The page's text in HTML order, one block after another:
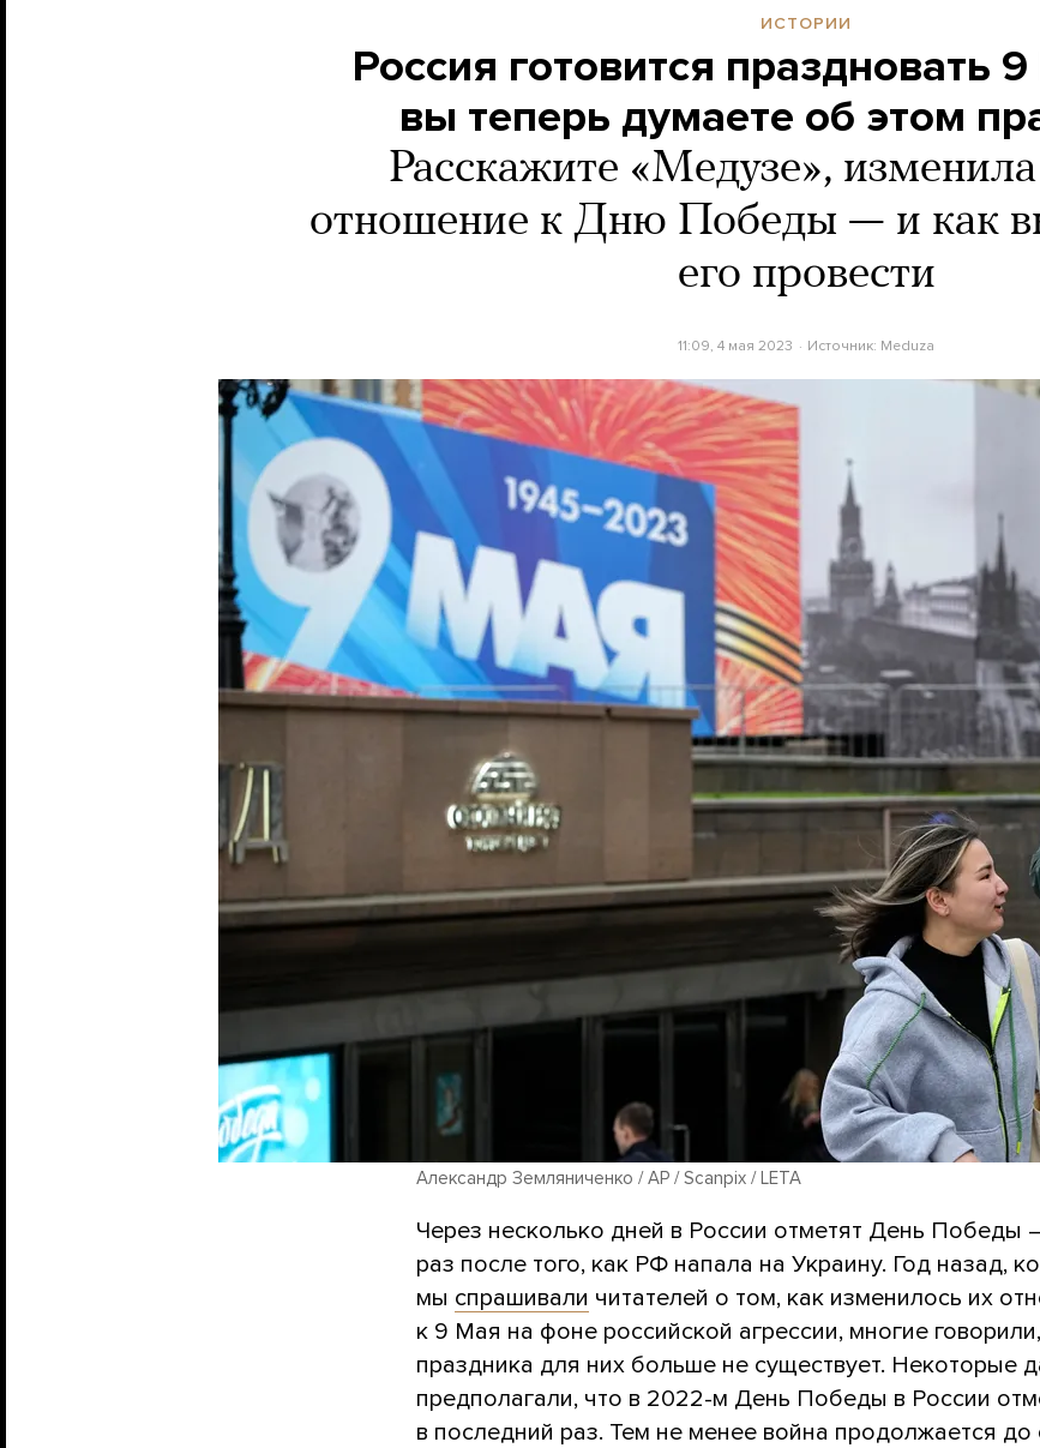
ИСТОРИИ
Россия готовится праздновать
вы теперь думаете об этом
Расскажите «Медузе»,
отношение к Дню Победы — и как
его провести
11:09, 4 мая 2023 Источник: Meduza
Александр Земляниченко / AP / Scanpix / LETA
Через несколько дней в России отметят День Победы
раз после того, как РФ напала на Украину. Год назад,
мы спрашивали читателей о том, как изменилось их
к 9 Мая на фоне российской агрессии, многие
праздника для них больше не существует. Некоторые
предполагали, что в 2022-м День Победы в России
в последний раз. Тем не менее война продолжается до